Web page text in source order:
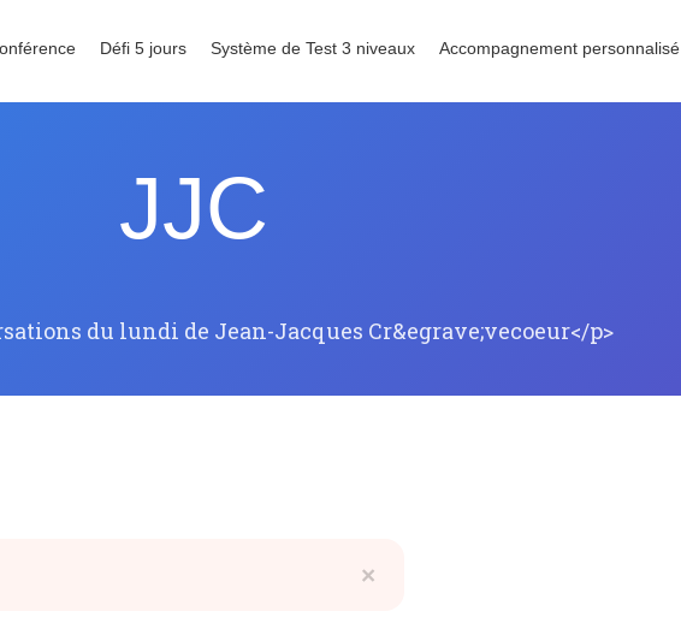
Défi 5 jours Système de Test 3 niveaux Accompagnement personnalisé
JJC
du lundi de Jean-Jacques Cr&egrave;vecoeur</p>
×